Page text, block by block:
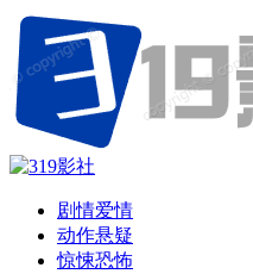
剧情爱情
动作悬疑
惊悚恐怖